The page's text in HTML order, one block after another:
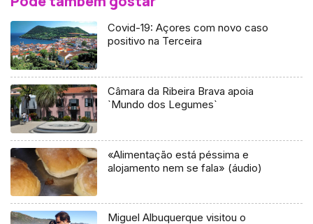
Covid-19: Açores com novo caso
positivo na Terceira
Câmara da Ribeira Brava apoia
`Mundo dos Legumes`
«Alimentação está péssima e
alojamento nem se fala» (áudio)
Miguel Albuquerque visitou o